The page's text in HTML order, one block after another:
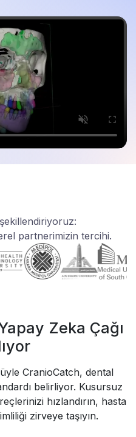
partnerimizin tercihi.
Zeka Çağı
CranioCatch, dental
belirliyor. Kusursuz
hızlandırın, hasta
zirveye taşıyın.